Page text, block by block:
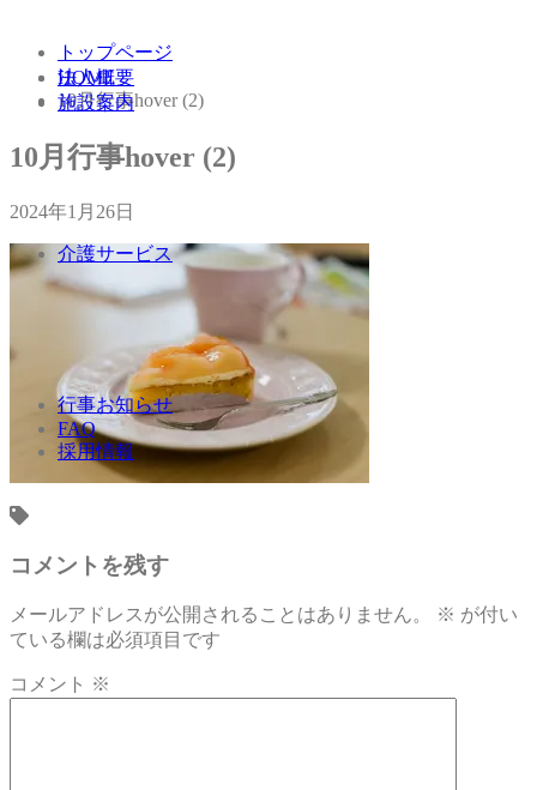
トップページ
法人概要
施設案内
介護サービス
行事お知らせ
FAQ
採用情報
HOME
10月行事hover (2)
10月行事hover (2)
2024年1月26日
コメントを残す
メールアドレスが公開されることはありません。 ※ が付い
ている欄は必須項目です
コメント ※